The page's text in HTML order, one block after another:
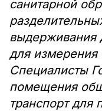
санитарной
выдерживания
для измерения
Специалисты
помещения
транспорт для